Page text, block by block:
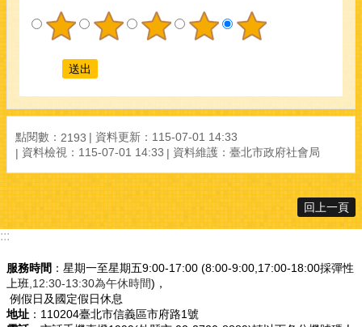
點閱數： 2193
資料更新：115-07-01 14:33
資料檢視：115-07-01 14:33
資料維護：臺北市政府社會局
回上一頁
:::
服務時間 ：星期一至星期五9:00-17:00 (8:00-9:00,17:00-18:00採彈性
上班 ,12:30-13:30為午休時間)，
例假日及國定假日休息
地址 ：110204臺北市信義區市府路1號